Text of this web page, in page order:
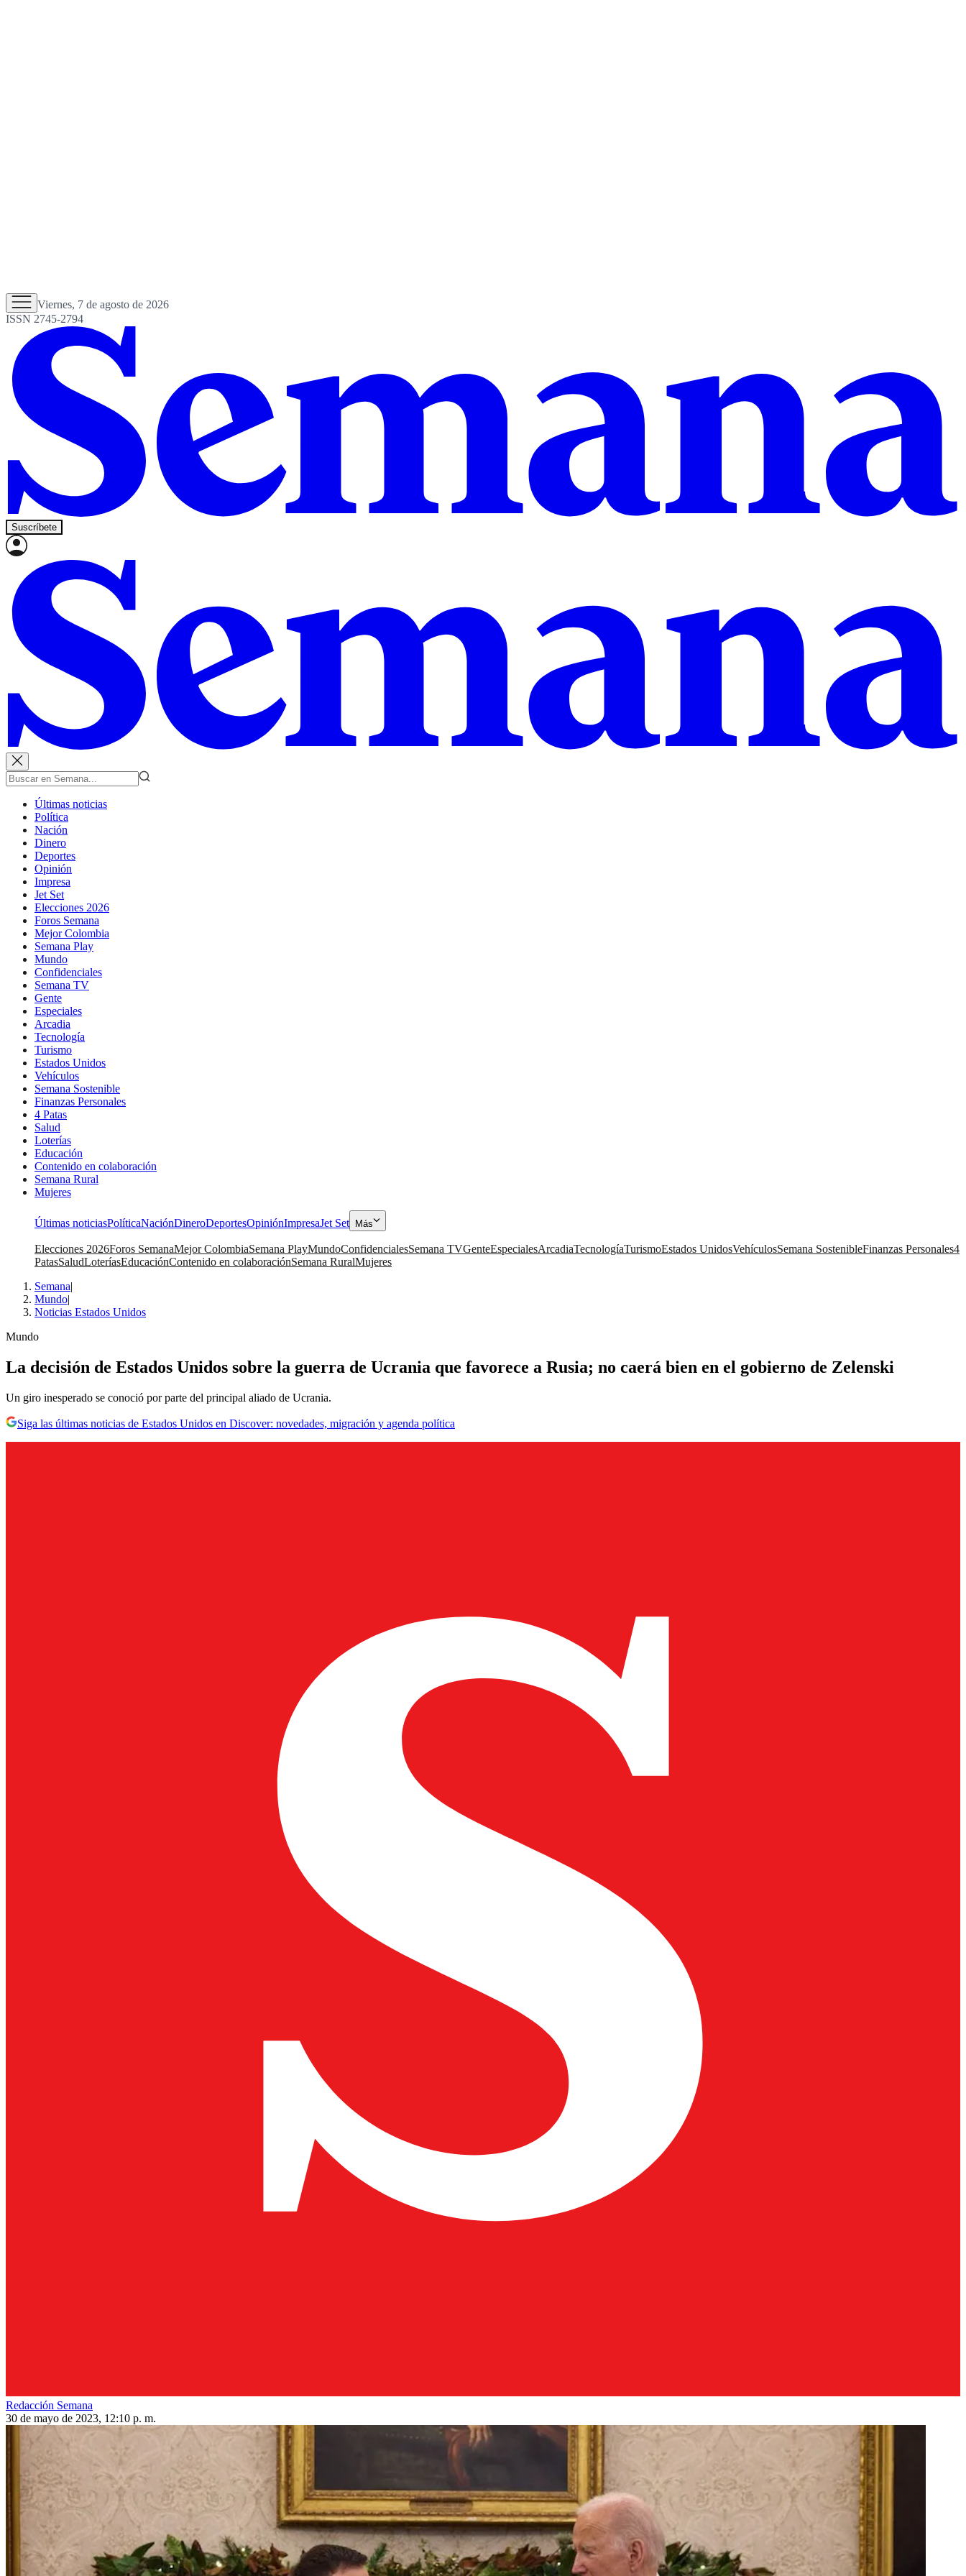
Viernes, 7 de agosto de 2026
ISSN 2745-2794
Suscríbete
Últimas noticias
Política
Nación
Dinero
Deportes
Opinión
Impresa
Jet Set
Elecciones 2026
Foros Semana
Mejor Colombia
Semana Play
Mundo
Confidenciales
Semana TV
Gente
Especiales
Arcadia
Tecnología
Turismo
Estados Unidos
Vehículos
Semana Sostenible
Finanzas Personales
4 Patas
Salud
Loterías
Educación
Contenido en colaboración
Semana Rural
Mujeres
Últimas noticiasPolíticaNaciónDineroDeportesOpiniónImpresaJet Set Más
Elecciones 2026Foros SemanaMejor ColombiaSemana PlayMundoConfidencialesSemana TVGenteEspecialesArcadiaTecnologíaTurismoEstados UnidosVehículosSemana SostenibleFinanzas Personales4
PatasSaludLoteríasEducaciónContenido en colaboraciónSemana RuralMujeres
Semana|
Mundo|
Noticias Estados Unidos
Mundo
La decisión de Estados Unidos sobre la guerra de Ucrania que favorece a Rusia; no caerá bien en el gobierno de Zelenski
Un giro inesperado se conoció por parte del principal aliado de Ucrania.
Siga las últimas noticias de Estados Unidos en Discover: novedades, migración y agenda política
Redacción Semana
30 de mayo de 2023, 12:10 p. m.